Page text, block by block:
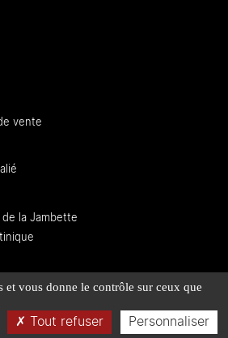
vente
de la Jambette
et vous donne le contrôle sur ceux que
Tout refuser Personnaliser